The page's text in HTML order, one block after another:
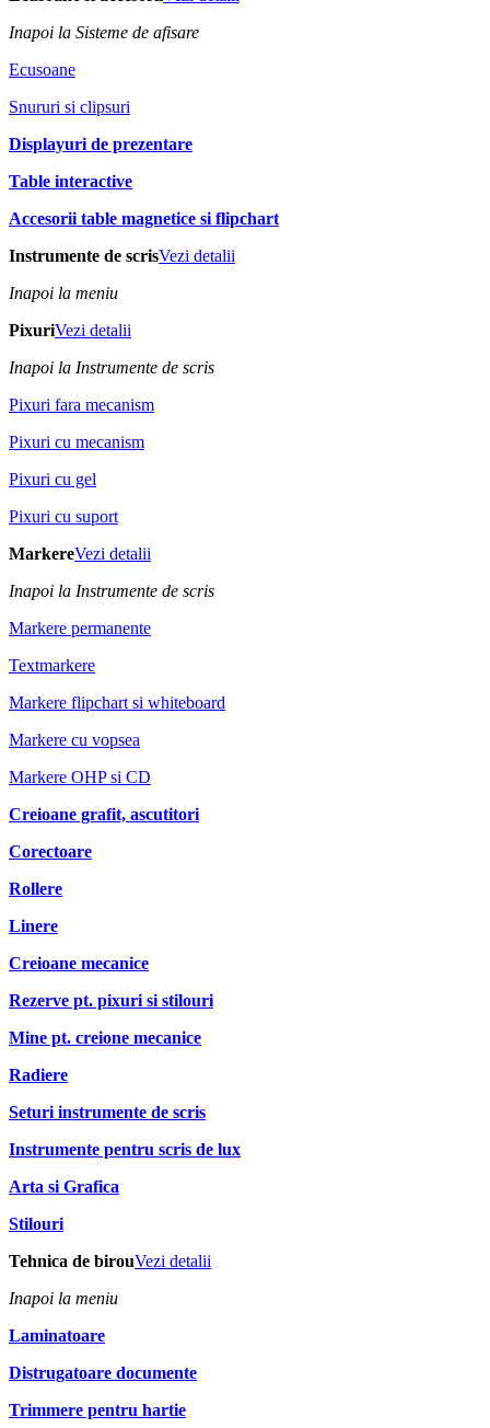
Inapoi la Sisteme de afisare
Ecusoane
Snururi si clipsuri
Displayuri de prezentare
Table interactive
Accesorii table magnetice si flipchart
Instrumente de scrisVezi detalii
Inapoi la meniu
PixuriVezi detalii
Inapoi la Instrumente de scris
Pixuri fara mecanism
Pixuri cu mecanism
Pixuri cu gel
Pixuri cu suport
MarkereVezi detalii
Inapoi la Instrumente de scris
Markere permanente
Textmarkere
Markere flipchart si whiteboard
Markere cu vopsea
Markere OHP si CD
Creioane grafit, ascutitori
Corectoare
Rollere
Linere
Creioane mecanice
Rezerve pt. pixuri si stilouri
Mine pt. creione mecanice
Radiere
Seturi instrumente de scris
Instrumente pentru scris de lux
Arta si Grafica
Stilouri
Tehnica de birouVezi detalii
Inapoi la meniu
Laminatoare
Distrugatoare documente
Trimmere pentru hartie